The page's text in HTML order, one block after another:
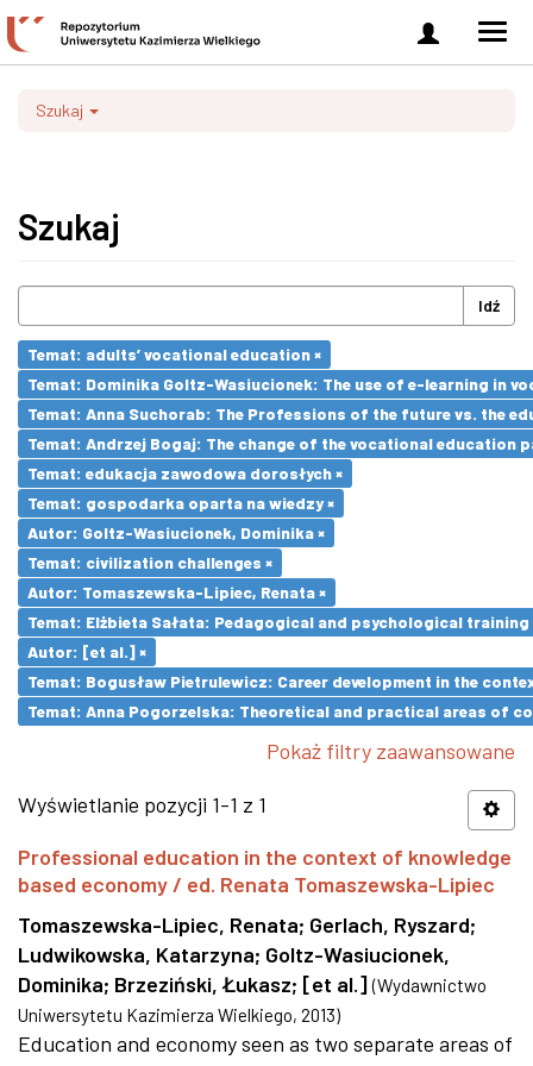
Zaloguj
się
Szukaj
Szukaj
Idź
Temat: adults’ vocational education ×
Temat: Dominika Goltz-Wasiucionek: The use of e-learning in
Temat: Anna Suchorab: The Professions of the future vs. the
Temat: Andrzej Bogaj: The change of the vocational education
Temat: edukacja zawodowa dorosłych ×
Temat: gospodarka oparta na wiedzy ×
Autor: Goltz-Wasiucionek, Dominika ×
Temat: civilization challenges ×
Autor: Tomaszewska-Lipiec, Renata ×
Temat: Elżbieta Sałata: Pedagogical and psychological
Autor: [et al.] ×
Temat: Bogusław Pietrulewicz: Career development in the
Temat: Anna Pogorzelska: Theoretical and practical areas of
Pokaż filtry zaawansowane
Wyświetlanie pozycji 1-1 z 1
Professional education in the context of knowledge
based economy / ed. Renata Tomaszewska-Lipiec
Tomaszewska-Lipiec, Renata; Gerlach, Ryszard;
Ludwikowska, Katarzyna; Goltz-Wasiucionek,
Dominika; Brzeziński, Łukasz; [et al.] (Wydawnictwo
Uniwersytetu Kazimierza Wielkiego, 2013)
Education and economy seen as two separate areas of